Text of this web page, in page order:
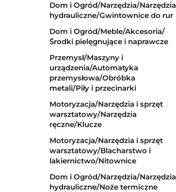
Dom i Ogród/Narzędzia/Narzędzia
hydrauliczne/Gwintownice do rur
Dom i Ogród/Meble/Akcesoria/
Środki pielęgnujące i naprawcze
Przemysł/Maszyny i
urządzenia/Automatyka
przemysłowa/Obróbka
metali/Piły i przecinarki
Motoryzacja/Narzędzia i sprzęt
warsztatowy/Narzędzia
ręczne/Klucze
Motoryzacja/Narzędzia i sprzęt
warsztatowy/Blacharstwo i
lakiernictwo/Nitownice
Dom i Ogród/Narzędzia/Narzędzia
hydrauliczne/Noże termiczne